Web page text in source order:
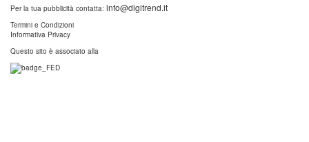
Per la tua pubblicità contatta: info@digitrend.it
Termini e Condizioni
Informativa Privacy
Questo sito è associato alla